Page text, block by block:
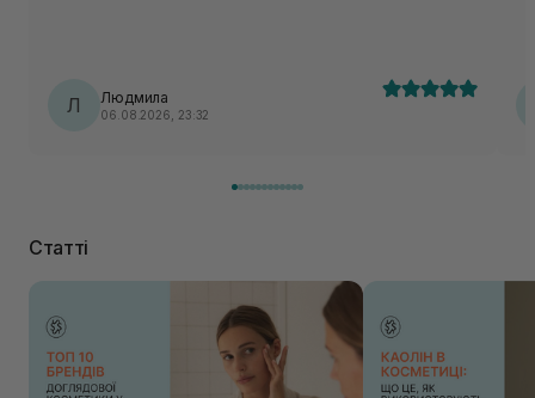
Л Людмила
06.08.2026, 23:32
Статті